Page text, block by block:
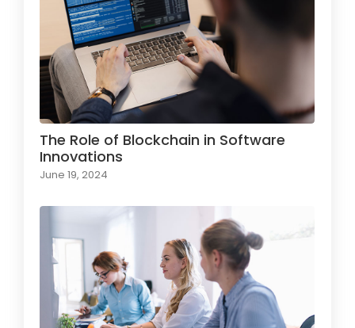
The Role of Blockchain in Software
Innovations
June 19, 2024